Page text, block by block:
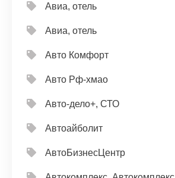
Авиа, отель
Авиа, отель
Авто Комфорт
Авто Рф-хмао
Авто-дело+, СТО
Автоайболит
АвтоБизнесЦентр